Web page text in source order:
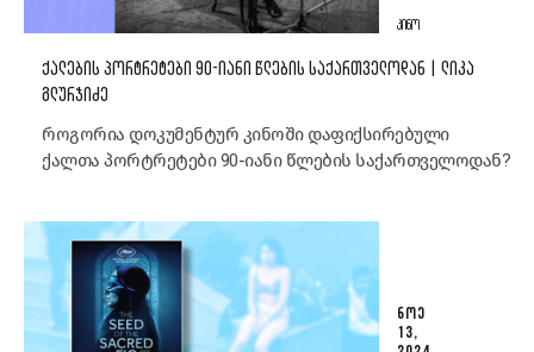
ᲙᲘᲜᲝ
ᲥᲐᲚᲔᲑᲘᲡ ᲞᲝᲠᲢᲠᲔᲢᲔᲑᲘ 90-ᲘᲐᲜᲘ ᲬᲚᲔᲑᲘᲡ ᲡᲐᲥᲐᲠᲗᲕᲔᲚᲝᲓᲐᲜ | ᲚᲘᲙᲐ
ᲒᲚᲣᲠᲯᲘᲫᲔ
როგორია დოკუმენტურ კინოში დაფიქსირებული
ქალთა პორტრეტები 90-იანი წლების საქართველოდან?
ᲜᲝᲔ
13,